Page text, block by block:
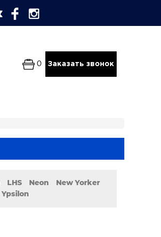
0 Заказать звонок
LHS Neon
New Yorker
Ypsilon